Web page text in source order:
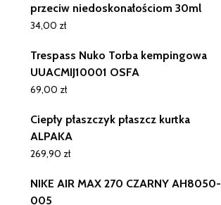
przeciw niedoskonałościom 30ml
34,00 zł
Trespass Nuko Torba kempingowa
UUACMIJ10001 OSFA
69,00 zł
Ciepły płaszczyk płaszcz kurtka
ALPAKA
269,90 zł
NIKE AIR MAX 270 CZARNY AH8050-
005